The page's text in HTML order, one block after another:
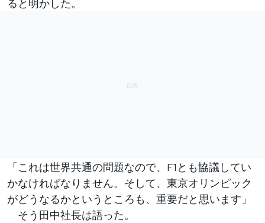
ると明かした。
「これは世界共通の問題なので、F1とも協議してい
かなければなりません。そして、東京オリンピック
がどうなるかというところも、重要だと思います」
そう田中社長は語った。